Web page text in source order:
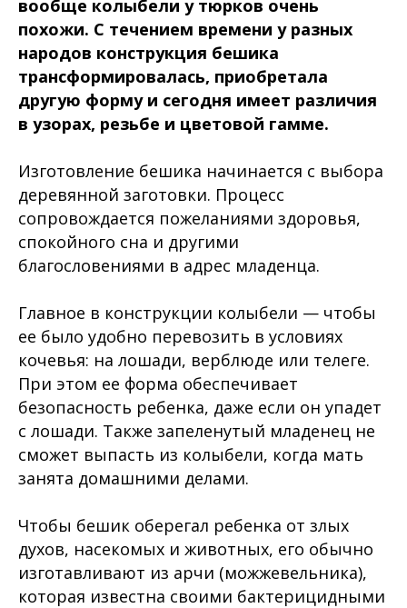
вообще колыбели у тюрков очень
похожи. С течением времени у разных
народов конструкция бешика
трансформировалась, приобретала
другую форму и сегодня имеет различия
в узорах, резьбе и цветовой гамме.
Изготовление бешика начинается с выбора
деревянной заготовки. Процесс
сопровождается пожеланиями здоровья,
спокойного сна и другими
благословениями в адрес младенца.
Главное в конструкции колыбели — чтобы
ее было удобно перевозить в условиях
кочевья: на лошади, верблюде или телеге.
При этом ее форма обеспечивает
безопасность ребенка, даже если он упадет
с лошади. Также запеленутый младенец не
сможет выпасть из колыбели, когда мать
занята домашними делами.
Чтобы бешик оберегал ребенка от злых
духов, насекомых и животных, его обычно
изготавливают из арчи (можжевельника),
которая известна своими бактерицидными